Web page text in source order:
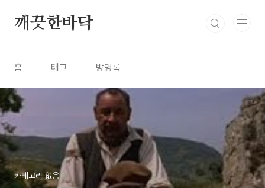
깨끗한바닥
홈 태그 방명록
카테고리 없음